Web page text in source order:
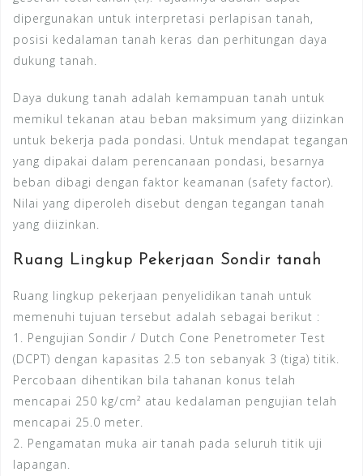
dipergunakan untuk interpretasi perlapisan tanah,
posisi kedalaman tanah keras dan perhitungan daya
dukung tanah.
Daya dukung tanah adalah kemampuan tanah untuk
memikul tekanan atau beban maksimum yang diizinkan
untuk bekerja pada pondasi. Untuk mendapat tegangan
yang dipakai dalam perencanaan pondasi, besarnya
beban dibagi dengan faktor keamanan (safety factor).
Nilai yang diperoleh disebut dengan tegangan tanah
yang diizinkan.
Ruang Lingkup Pekerjaan Sondir tanah
Ruang lingkup pekerjaan penyelidikan tanah untuk
memenuhi tujuan tersebut adalah sebagai berikut :
1. Pengujian Sondir / Dutch Cone Penetrometer Test
(DCPT) dengan kapasitas 2.5 ton sebanyak 3 (tiga) titik.
Percobaan dihentikan bila tahanan konus telah
mencapai 250 kg/cm² atau kedalaman pengujian telah
mencapai 25.0 meter.
2. Pengamatan muka air tanah pada seluruh titik uji
lapangan.